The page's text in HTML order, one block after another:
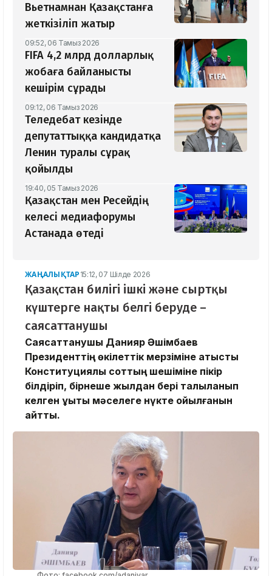
Вьетнамнан Қазақстанға
жеткізіліп жатыр
09:52, 06 Тамыз 2026
FIFA 4,2 млрд долларлық
жобаға байланысты
кешірім сұрады
09:12, 06 Тамыз 2026
Теледебат кезінде
депутаттыққа кандидатқа
Ленин туралы сұрақ
қойылды
19:40, 05 Тамыз 2026
Қазақстан мен Ресейдің
келесі медиафорумы
Астанада өтеді
ЖАҢАЛЫҚТАР 15:12, 07 Шілде 2026
Қазақстан билігі ішкі және сыртқы
күштерге нақты белгі беруде –
саясаттанушы
Саясаттанушы Данияр Әшімбаев
Президенттің өкілеттік мерзіміне қатысты
Конституциялық соттың шешіміне пікір
білдіріп, бірнеше жылдан бері талқыланып
келген құқықтық мәселеге нүкте қойылғанын
айтты.